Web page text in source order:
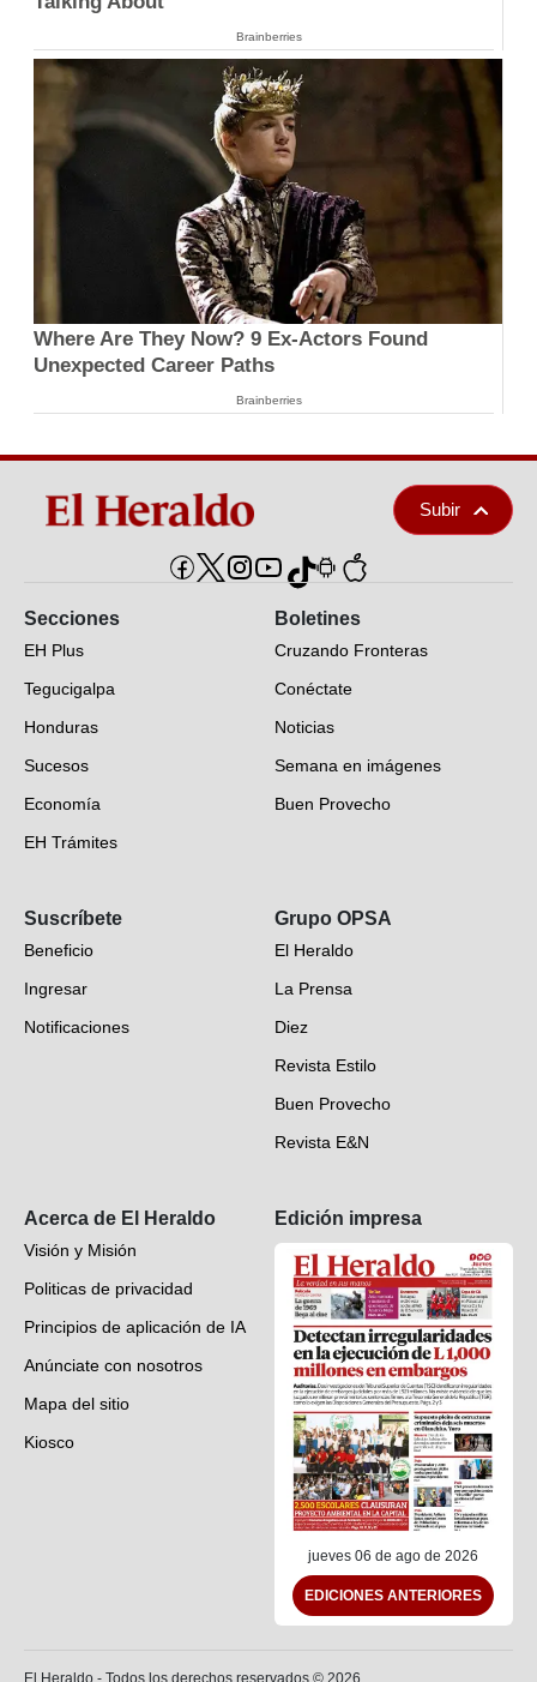
Brainberries
Where Are They Now? 9 Ex-Actors Found
Unexpected Career Paths
Brainberries
Subir
Secciones
EH Plus
Tegucigalpa
Honduras
Sucesos
Economía
EH Trámites
EH Verifica
Fotogalerías
Deportes
Videos
Boletines
Cruzando Fronteras
Conéctate
Noticias
Semana en imágenes
Buen Provecho
Suscríbete
Beneficio
Ingresar
Notificaciones
Grupo OPSA
El Heraldo
La Prensa
Diez
Revista Estilo
Buen Provecho
Revista E&N
Acerca de El Heraldo
Visión y Misión
Politicas de privacidad
Principios de aplicación de IA
Anúnciate con nosotros
Mapa del sitio
Kiosco
Edición impresa
jueves 06 de ago de 2026
EDICIONES ANTERIORES